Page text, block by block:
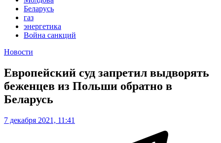
Беларусь
газ
энергетика
Война санкций
Новости
Европейский суд запретил выдворять
беженцев из Польши обратно в
Беларусь
7 декабря 2021, 11:41